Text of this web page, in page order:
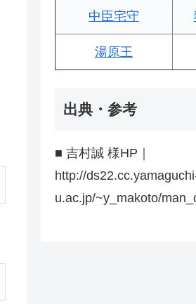
中臣宅守
湯原王
出典・参考
■ 吉村誠 様HP｜
http://
u.ac.jp/~y_makoto/